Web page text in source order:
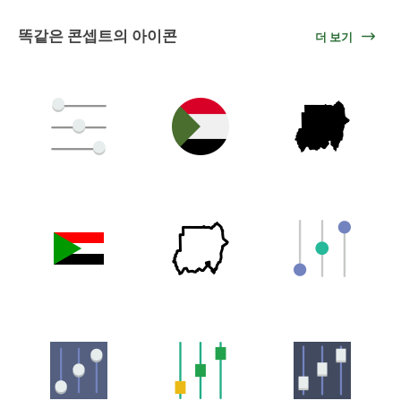
똑같은 콘셉트의 아이콘 더 보기